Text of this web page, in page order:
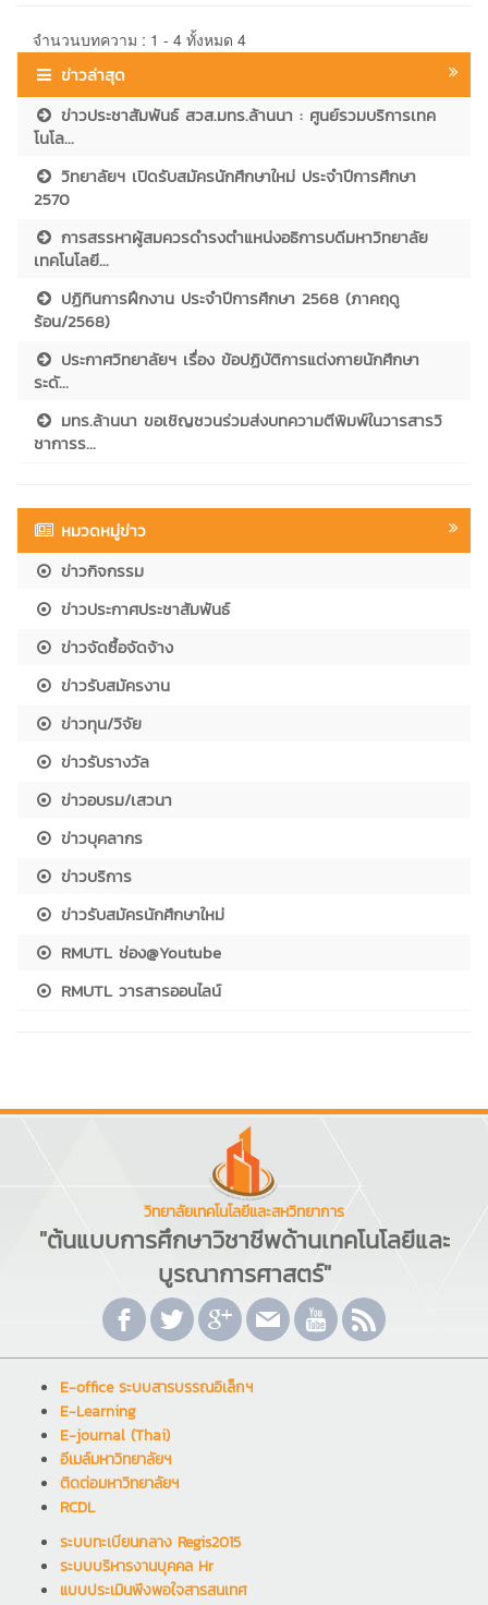
จำนวนบทความ : 1 - 4 ทั้งหมด 4
ข่าวล่าสุด
ข่าวประชาสัมพันธ์ สวส.มทร.ล้านนา : ศูนย์รวมบริการเทค
โนโล...
วิทยาลัยฯ เปิดรับสมัครนักศึกษาใหม่ ประจำปีการศึกษา
2570
การสรรหาผู้สมควรดำรงตำแหน่งอธิการบดีมหาวิทยาลัย
เทคโนโลยี...
ปฏิทินการฝึกงาน ประจำปีการศึกษา 2568 (ภาคฤดู
ร้อน/2568)
ประกาศวิทยาลัยฯ เรื่อง ข้อปฏิบัติการแต่งกายนักศึกษา
ระดั...
มทร.ล้านนา ขอเชิญชวนร่วมส่งบทความตีพิมพ์ในวารสารวิ
ชาการร...
หมวดหมู่ข่าว
ข่าวกิจกรรม
ข่าวประกาศประชาสัมพันธ์
ข่าวจัดซื้อจัดจ้าง
ข่าวรับสมัครงาน
ข่าวทุน/วิจัย
ข่าวรับรางวัล
ข่าวอบรม/เสวนา
ข่าวบุคลากร
ข่าวบริการ
ข่าวรับสมัครนักศึกษาใหม่
RMUTL ช่อง@Youtube
RMUTL วารสารออนไลน์
วิทยาลัยเทคโนโลยีและสหวิทยาการ
"ต้นแบบการศึกษาวิชาชีพด้านเทคโนโลยีและ
บูรณาการศาสตร์"
E-office ระบบสารบรรณอิเล็กฯ
E-Learning
E-journal (Thai)
อีเมล์มหาวิทยาลัยฯ
ติดต่อมหาวิทยาลัยฯ
RCDL
ระบบทะเบียนกลาง Regis2015
ระบบบริหารงานบุคคล Hr
แบบประเมินพึงพอใจสารสนเทศ